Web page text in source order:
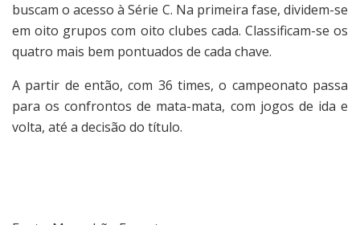
buscam o acesso à Série C. Na primeira fase, dividem-se
em oito grupos com oito clubes cada. Classificam-se os
quatro mais bem pontuados de cada chave.
A partir de então, com 36 times, o campeonato passa
para os confrontos de mata-mata, com jogos de ida e
volta, até a decisão do título.